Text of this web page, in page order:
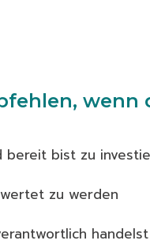
wenn
bereit bist zu
zu werden
handelst